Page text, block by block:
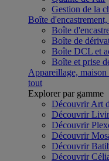
Gestion de la
Boîte
Boîte
Boîte de
Boîte DCL et
Boîte et prise
Appareillage,
tout
Explorer par gamme
Découvrir Art
Découvrir
Découvrir
Découvrir
Découvrir
Découvrir